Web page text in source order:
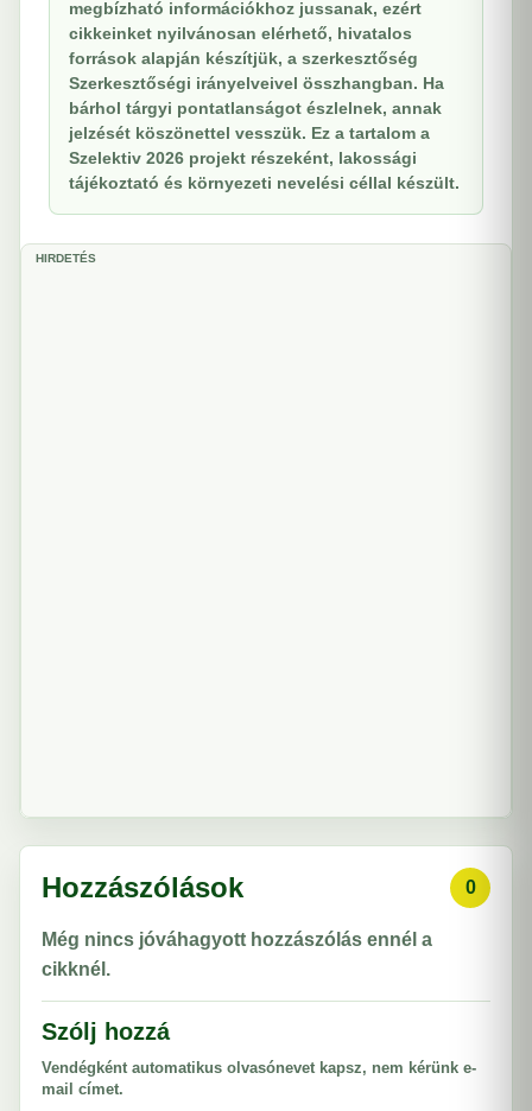
megbízható információkhoz jussanak, ezért
cikkeinket nyilvánosan elérhető, hivatalos
források alapján készítjük, a szerkesztőség
Szerkesztőségi irányelveivel összhangban. Ha
bárhol tárgyi pontatlanságot észlelnek, annak
jelzését köszönettel vesszük. Ez a tartalom a
Szelektiv 2026 projekt részeként, lakossági
tájékoztató és környezeti nevelési céllal készült.
HIRDETÉS
Hozzászólások 0
Még nincs jóváhagyott hozzászólás ennél a
cikknél.
Szólj hozzá
Vendégként automatikus olvasónevet kapsz, nem kérünk e-
mail címet.